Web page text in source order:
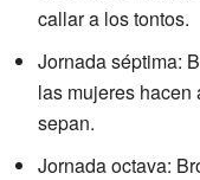
callar a los tontos.
Jornada séptima:
las mujeres hacen
sepan.
Jornada octava: